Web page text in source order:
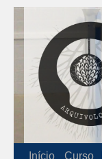
Início Curso